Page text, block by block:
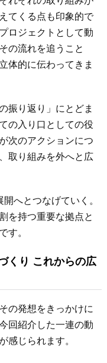
てくる点も印象的で
ロジェクトとして動
の流れを追うこと
体的に伝わってきま
振り返り」にとどま
の入り口としての役
次のアクションにつ
取り組みを外へと広
へとつなげていく。
を持つ重要な拠点と
す。
くり これからの広
の発想をきっかけに
回紹介した一連の動
感じられます。